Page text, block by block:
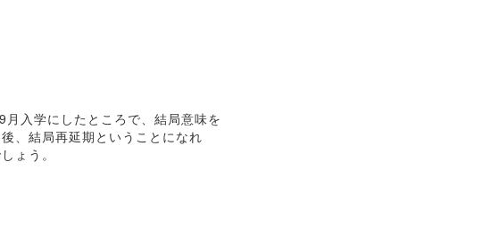
入学にしたところで、結局意味を
、結局再延期ということになれ
ょう。